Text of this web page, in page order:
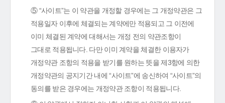
⑤ “사이트”는 이 약관을 개정할 경우에는 그 개정약관은 그
적용일자 이후에 체결되는 계약에만 적용되고 그 이전에
이미 체결된 계약에 대해서는 개정 전의 약관조항이
그대로 적용됩니다. 다만 이미 계약을 체결한 이용자가
개정약관 조항의 적용을 받기를 원하는 뜻을 제3항에 의한
개정약관의 공지기간 내에 “사이트”에 송신하여 “사이트”의
동의를 받은 경우에는 개정약관 조항이 적용됩니다.